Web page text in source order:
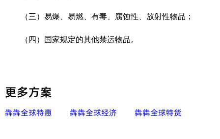
（三）易爆、易燃、有毒、腐蚀性、放射性物品；
（四）国家规定的其他禁运物品。
更多方案
犇犇全球特惠 犇犇全球经济 犇犇全球特货